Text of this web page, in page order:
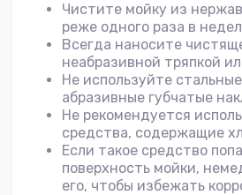
Чистите мойку из
реже одного раза в
Всегда наносите
неабразивной тряпкой
Не используйте
абразивные губчатые
Не рекомендуется
средства, содержащие
Если такое средство
поверхность мойки,
его, чтобы избежать